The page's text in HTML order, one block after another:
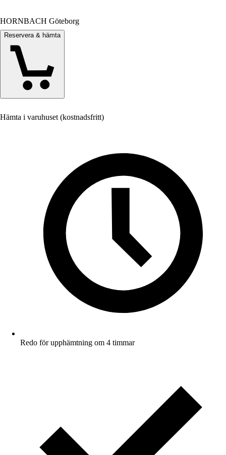
HORNBACH Göteborg
Reservera & hämta
Hämta i varuhuset (kostnadsfritt)
Redo för upphämtning om 4 timmar